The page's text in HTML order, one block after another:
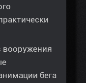
вооружения
бега